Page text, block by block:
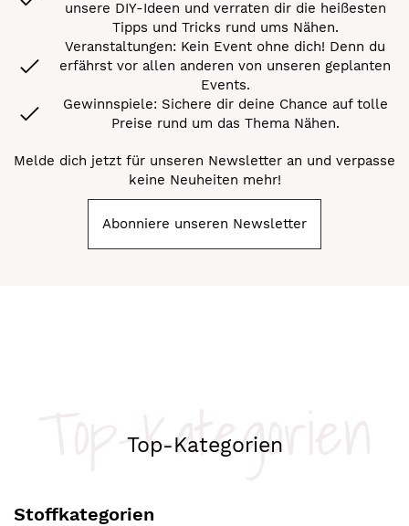
unsere DIY-Ideen und verraten dir die heißesten
Tipps und Tricks rund ums Nähen.
Veranstaltungen: Kein Event ohne dich! Denn du
erfährst vor allen anderen von unseren geplanten
Events.
Gewinnspiele: Sichere dir deine Chance auf tolle
Preise rund um das Thema Nähen.
Melde dich jetzt für unseren Newsletter an und verpasse
keine Neuheiten mehr!
Abonniere unseren Newsletter
Top-Kategorien
Top-Kategorien
Stoffkategorien